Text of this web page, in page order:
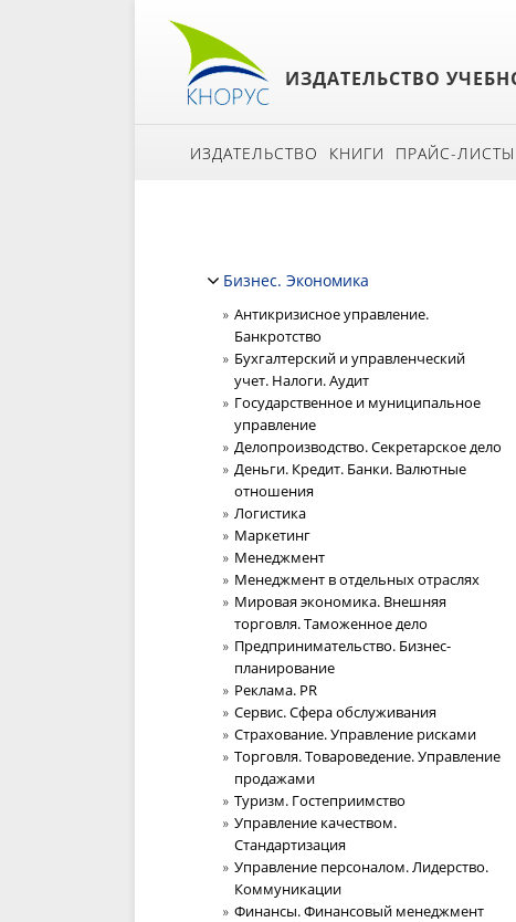
ИЗДАТЕЛЬСТВО
ИЗДАТЕЛЬСТВО КНИГИ ПРАЙС-ЛИСТЫ
Бизнес. Экономика
Антикризисное управление.
Банкротство
Бухгалтерский и управленческий
учет. Налоги. Аудит
Государственное и муниципальное
управление
Делопроизводство. Секретарское дело
Деньги. Кредит. Банки. Валютные
отношения
Логистика
Маркетинг
Менеджмент
Менеджмент в отдельных отраслях
Мировая экономика. Внешняя
торговля. Таможенное дело
Предпринимательство. Бизнес-
планирование
Реклама. PR
Сервис. Сфера обслуживания
Страхование. Управление рисками
Торговля. Товароведение. Управление
продажами
Туризм. Гостеприимство
Управление качеством.
Стандартизация
Управление персоналом. Лидерство.
Коммуникации
Финансы. Финансовый менеджмент